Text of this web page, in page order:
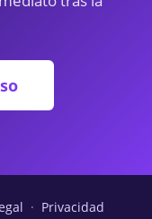
· Privacidad